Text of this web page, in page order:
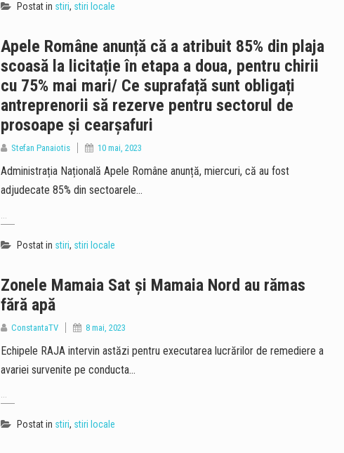
Postat in stiri, stiri locale
Apele Române anunță că a atribuit 85% din plaja
scoasă la licitație în etapa a doua, pentru chirii
cu 75% mai mari/ Ce suprafață sunt obligați
antreprenorii să rezerve pentru sectorul de
prosoape și cearșafuri
Stefan Panaiotis 10 mai, 2023
Administrația Națională Apele Române anunță, miercuri, că au fost
adjudecate 85% din sectoarele…
Postat in stiri, stiri locale
Zonele Mamaia Sat și Mamaia Nord au rămas
fără apă
ConstantaTV 8 mai, 2023
Echipele RAJA intervin astăzi pentru executarea lucrărilor de remediere a
avariei survenite pe conducta…
...
Postat in stiri, stiri locale